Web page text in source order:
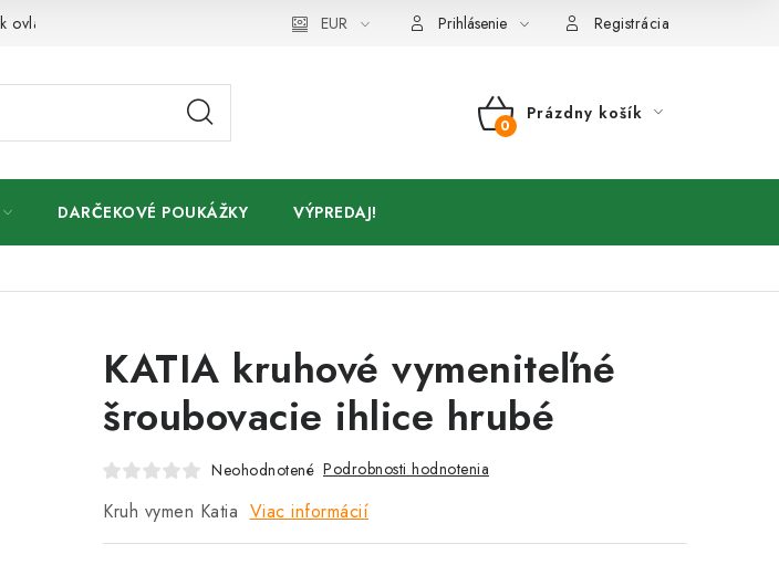
e-shopu KontaktyEUR Prihlásenie Registrácia
NÁKUPNÝ
Prázdny košík
DARČEKOVÉ POUKÁŽKY VÝPREDAJ!
KATIA kruhové vymeniteľné
šroubovacie ihlice hrubé
Neohodnotené Podrobnosti hodnotenia
Kruh vymen Katia Viac informácií